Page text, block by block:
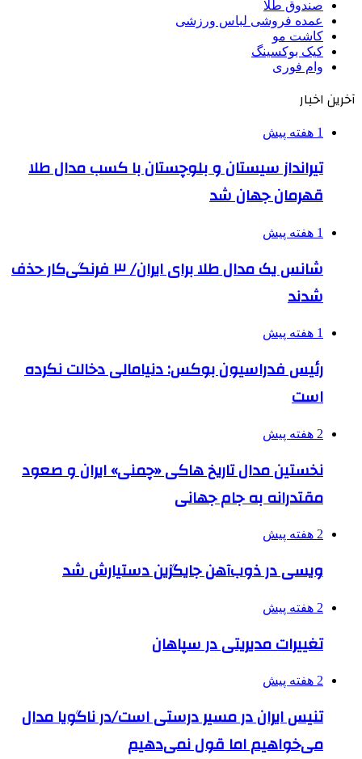
صندوق طلا
عمده فروشی لباس ورزشی
کاشت مو
کیک بوکسینگ
وام فوری
آخرین اخبار
1 هفته پیش
تیرانداز سیستان و بلوچستان با کسب مدال طلا
قهرمان جهان شد
1 هفته پیش
شانس یک مدال طلا برای ایران/ ۳ فرنگی‌کار حذف
شدند
1 هفته پیش
رئیس فدراسیون بوکس: دنیامالی دخالت نکرده
است
2 هفته پیش
نخستین مدال تاریخ هاکی «چمنی» ایران و صعود
مقتدرانه به جام جهانی
2 هفته پیش
ویسی در ذوب‌آهن جایگزین دستیارش شد
2 هفته پیش
تغییرات مدیریتی در سپاهان
2 هفته پیش
تنیس ایران در مسیر درستی است/در ناگویا مدال
می‌خواهیم اما قول نمی‌دهیم